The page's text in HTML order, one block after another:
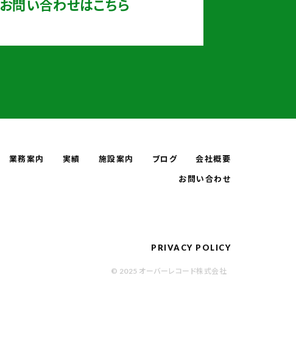
お問い合わせはこちら
業務案内 実績 施設案内 ブログ 会社概要
お問い合わせ
PRIVACY POLICY
© 2025 オーバーレコード株式会社